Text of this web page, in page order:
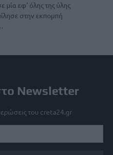
μία εφ’ όλης της ύλης
στην εκπομπή
Newsletter
του creta24.gr